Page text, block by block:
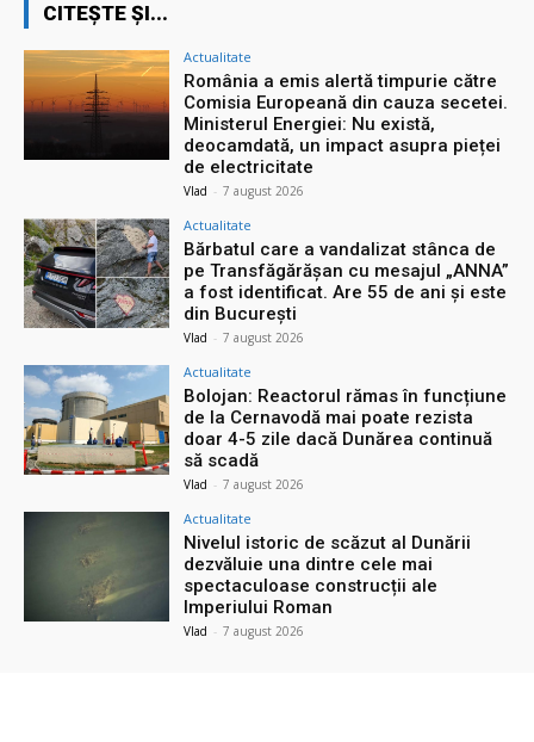
CITEȘTE ȘI...
Actualitate
România a emis alertă timpurie către
Comisia Europeană din cauza secetei.
Ministerul Energiei: Nu există,
deocamdată, un impact asupra pieței
de electricitate
Vlad - 7 august 2026
Actualitate
Bărbatul care a vandalizat stânca de
pe Transfăgărășan cu mesajul „ANNA”
a fost identificat. Are 55 de ani și este
din București
Vlad - 7 august 2026
Actualitate
Bolojan: Reactorul rămas în funcțiune
de la Cernavodă mai poate rezista
doar 4-5 zile dacă Dunărea continuă
să scadă
Vlad - 7 august 2026
Actualitate
Nivelul istoric de scăzut al Dunării
dezvăluie una dintre cele mai
spectaculoase construcții ale
Imperiului Roman
Vlad - 7 august 2026